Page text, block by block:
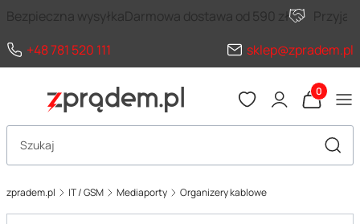
Bezpieczna wysyłkaDarmowa dostawa od 590 zł
+48 781 520 111
sklep@zpradem.pl
Produkty
Otwórz wyszukiwarkę
zpradem.pl IT / GSM Mediaporty Organizery kablowe